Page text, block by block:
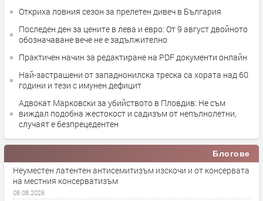
Откриха ловния сезон за прелетен дивеч в България
Последен ден за цените в лева и евро: От 9 август двойното
обозначаване вече не е задължително
Практичен начин за редактиране на PDF документи онлайн
Най-застрашени от западнонилска треска са хората над 60
години и тези с имунен дефицит
Адвокат Марковски за убийството в Пловдив: Не съм
виждал подобна жестокост и садизъм от непълнолетни,
случаят е безпрецедентен
Блогове
Неуместен латентен антисемитизъм изскочи и от консервата
на местния консерватизъм
08.08.2026